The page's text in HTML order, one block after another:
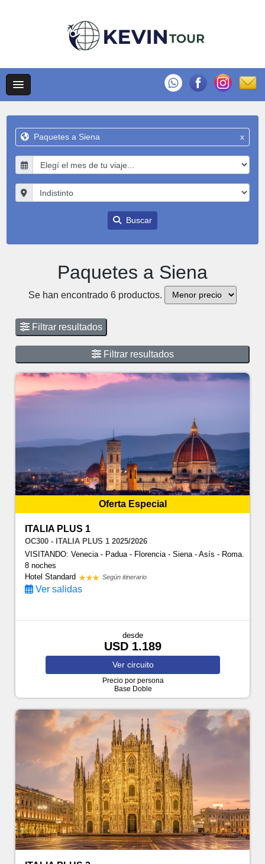
Paquetes a Siena x
Buscar
Paquetes a Siena
Se han encontrado 6 productos.
Filtrar resultados
Filtrar resultados
Oferta Especial
ITALIA PLUS 1
OC300 - ITALIA PLUS 1 2025/2026
VISITANDO: Venecia - Padua - Florencia - Siena - Asís - Roma.
8 noches
Hotel Standard
Según itinerario
Ver salidas
desde
USD 1.189
Ver circuito
Precio por persona
Base Doble